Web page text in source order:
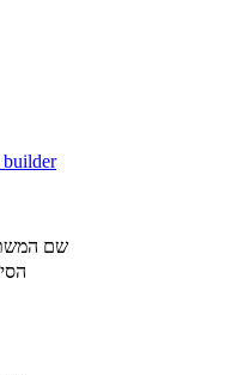
builder
שם